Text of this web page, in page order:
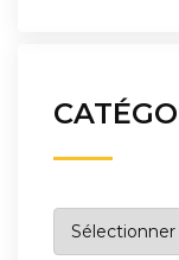
Catégories